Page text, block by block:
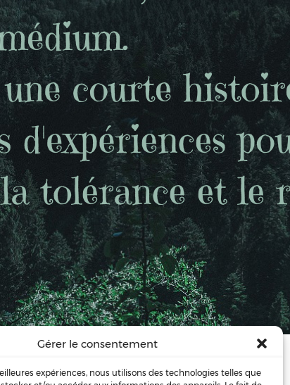
Gérer le consentement
expériences, nous utilisons des technologies telles que
…